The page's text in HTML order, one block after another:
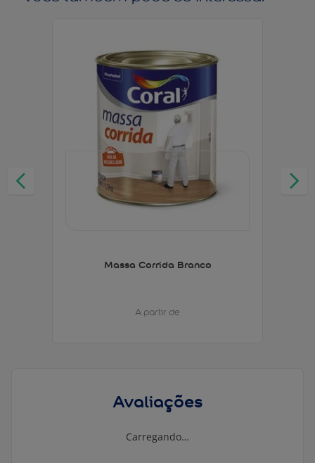
Massa Corrida Branco
A partir de
Avaliações
Carregando…